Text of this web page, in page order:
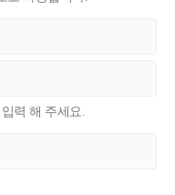
력 해 주세요.